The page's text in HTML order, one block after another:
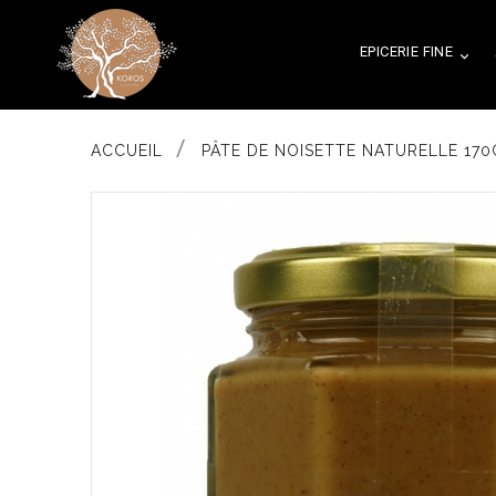

EPICERIE FINE
ACCUEIL PÂTE DE NOISETTE NATURELLE